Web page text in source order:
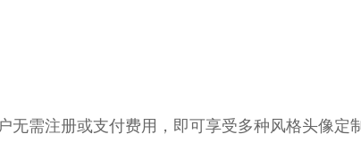
需注册或支付费用，即可享受多种风格头像定制